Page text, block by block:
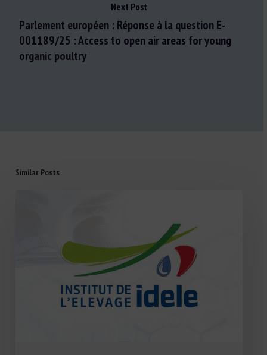
Next Post
Parlement européen : Réponse à la question E-
001189/25 : Access to open air areas for young
organic poultry
Similar Posts